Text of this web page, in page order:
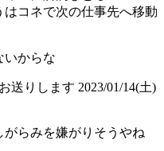
コネで次の仕事先へ移動
いからな
送りします 2023/01/14(土)
らみを嫌がりそうやね